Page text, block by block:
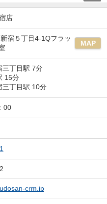
店
宿５丁目4-1Qフラッ
MAP
三丁目駅 7分
15分
三丁目駅 10分
00
crm.jp